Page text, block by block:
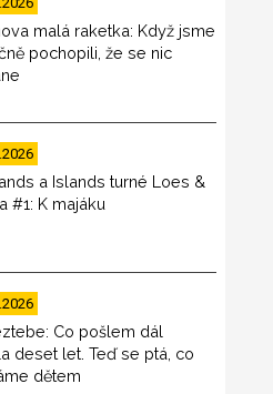
malá raketka: Když jsme
pochopili, že se nic
a Islands turné Loes &
#1: K majáku
Co pošlem dál
deset let. Teď se ptá, co
dětem